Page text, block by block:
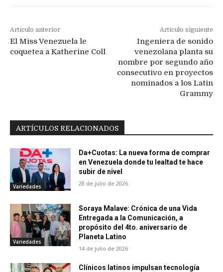
Artículo anterior
El Miss Venezuela le
coquetea a Katherine Coll
Artículo siguiente
Ingeniera de sonido
venezolana planta su
nombre por segundo año
consecutivo en proyectos
nominados a los Latin
Grammy
ARTÍCULOS RELACIONADOS
Variedades
Da+Cuotas: La nueva forma de comprar
en Venezuela donde tu lealtad te hace
subir de nivel
28 de julio de 2026
Variedades
Soraya Malave: Crónica de una Vida
Entregada a la Comunicación, a
propósito del 4to. aniversario de
Planeta Latino
14 de julio de 2026
Clínicos latinos impulsan tecnología